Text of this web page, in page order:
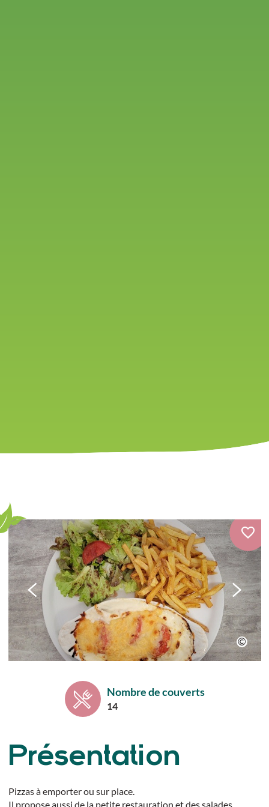
Nombre de couverts
14
Présentation
Pizzas à emporter ou sur place.
Il propose aussi de la petite restauration et des salades.